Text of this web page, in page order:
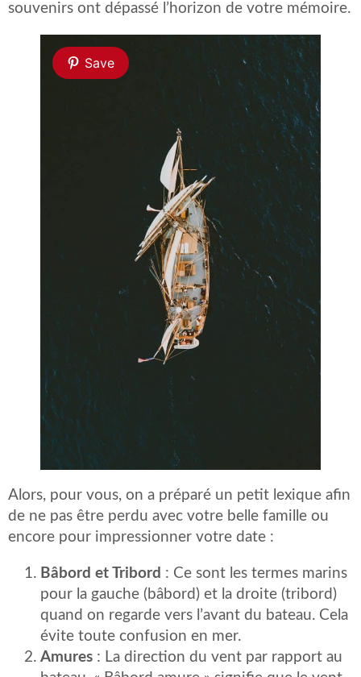
souvenirs ont dépassé l’horizon de votre mémoire.
Save
Alors, pour vous, on a préparé un petit lexique afin
de ne pas être perdu avec votre belle famille ou
encore pour impressionner votre date :
Bâbord et Tribord : Ce sont les termes marins
pour la gauche (bâbord) et la droite (tribord)
quand on regarde vers l’avant du bateau. Cela
évite toute confusion en mer.
Amures : La direction du vent par rapport au